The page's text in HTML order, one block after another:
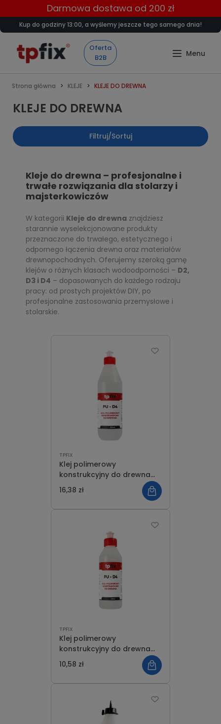
Darmowa dostawa od 200 zł
Kup do godziny 13:00, a wyślemy jeszcze tego samego dnia!
Oferta
B2B
Strona główna KLEJE KLEJE DO DREWNA
KLEJE DO DREWNA
Filtruj/Sortuj
Kleje do drewna – profesjonalne i
trwałe rozwiązania dla stolarzy i
majsterkowiczów
W kategorii Kleje do drewna znajdziesz
starannie wyselekcjonowane produkty
przeznaczone do trwałego, estetycznego i
odpornego łączenia drewna oraz materiałów
drewnopochodnych. Oferujemy szeroką gamę
klejów o różnych klasach wodoodporności – D2,
D3 i D4 – dopasowanych do każdego rodzaju
pracy: od prostych projektów DIY, po
profesjonalne zastosowania przemysłowe i
stolarskie.
TPFIX
Klej polimerowy
konstrukcyjny do drewna
500 ml
16,38 zł
TPFIX
Klej polimerowy
konstrukcyjny do drewna
250 ml
10,58 zł